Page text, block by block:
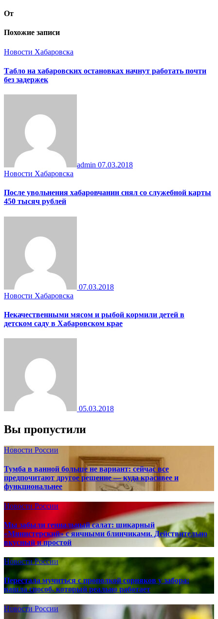
От
Похожие записи
Новости Хабаровска
Табло на хабаровских остановках начнут работать почти
без задержек
admin 07.03.2018
Новости Хабаровска
После увольнения хабаровчанин снял со служебной карты
450 тысяч рублей
07.03.2018
Новости Хабаровска
Некачественными мясом и рыбой кормили детей в
детском саду в Хабаровском крае
05.03.2018
Вы пропустили
Новости России
Тумба в ванной больше не вариант: сейчас все
предпочитают другое решение — куда красивее и
функциональнее
Новости России
Мы забыли гениальный салат: шикарный
«Министерский» с яичными блинчиками. Действительно
вкусный и простой
Новости России
Перестала мучиться с прополкой сорняков у забора:
нашла способ, который реально работает
Новости России